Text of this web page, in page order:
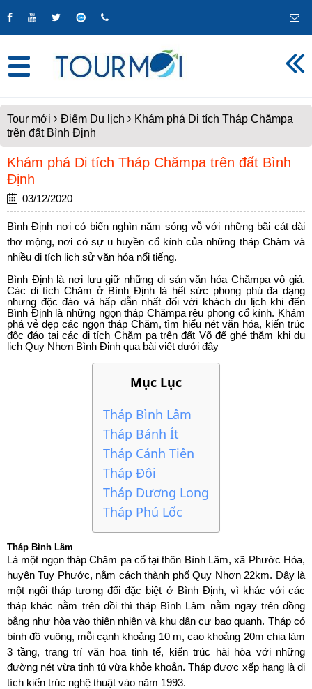
Tour mới Điểm Du lịch
Khám phá Di tích Tháp Chămpa
trên đất Bình Định
Khám phá Di tích Tháp Chămpa trên đất Bình
Định
03/12/2020
Bình Định nơi có biển nghìn năm sóng vỗ với những bãi cát dài
thơ mộng, nơi có sự u huyền cổ kính của những tháp Chàm và
nhiều di tích lịch sử văn hóa nổi tiếng.
Bình Định là nơi lưu giữ những di sản văn hóa Chămpa vô giá.
Các di tích Chăm ở Bình Định là hết sức phong phú đa dạng
nhưng độc đáo và hấp dẫn nhất đối với khách du lịch khi đến
Bình Định là những ngọn tháp Chămpa rêu phong cổ kính. Khám
phá vẻ đẹp các ngọn tháp Chăm, tìm hiểu nét văn hóa, kiến trúc
độc đáo tại các di tích Chăm pa trên đất Võ để ghé thăm khi du
lịch Quy Nhơn Bình Định qua bài viết dưới đây
Tháp Bình Lâm
Tháp Bánh Ít
Tháp Cánh Tiên
Tháp Đôi
Tháp Dương Long
Tháp Phú Lốc
Tháp Bình Lâm
Là một ngọn tháp Chăm pa cổ tại thôn Bình Lâm, xã Phước Hòa,
huyện Tuy Phước, nằm cách thành phố Quy Nhơn 22km. Đây là
một ngôi tháp tương đối đặc biệt ở Bình Định, vì khác với các
tháp khác nằm trên đồi thì tháp Bình Lâm nằm ngay trên đồng
bằng như hòa vào thiên nhiên và khu dân cư bao quanh. Tháp có
bình đồ vuông, mỗi cạnh khoảng 10 m, cao khoảng 20m chia làm
3 tầng, trang trí văn hoa tinh tế, kiến trúc hài hòa với những
đường nét vừa tinh tú vừa khỏe khoắn. Tháp được xếp hạng là di
tích kiến trúc nghệ thuật vào năm 1993.